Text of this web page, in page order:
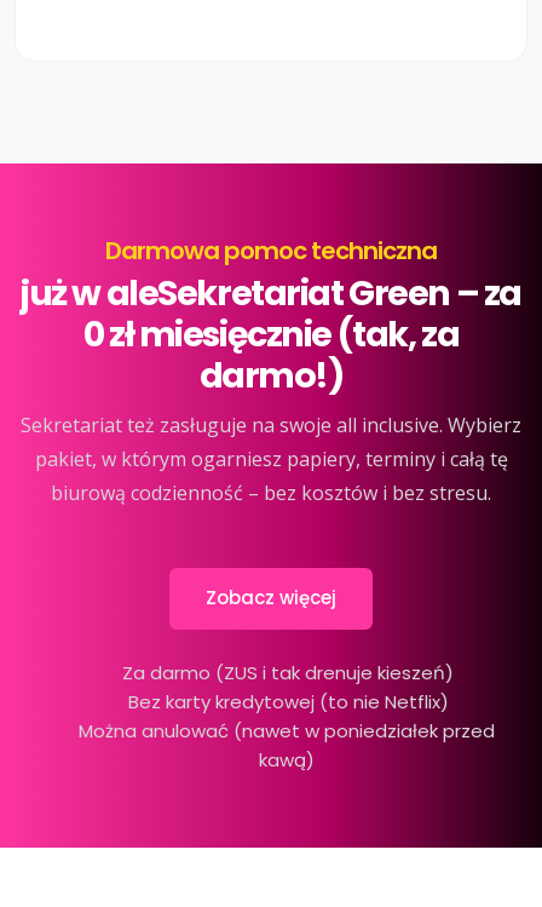
Darmowa pomoc techniczna
już w aleSekretariat Green – za
0 zł miesięcznie (tak, za
darmo!)
Sekretariat też zasługuje na swoje all inclusive. Wybierz
pakiet, w którym ogarniesz papiery, terminy i całą tę
biurową codzienność – bez kosztów i bez stresu.
Zobacz więcej
Za darmo (ZUS i tak drenuje kieszeń)
Bez karty kredytowej (to nie Netflix)
Można anulować (nawet w poniedziałek przed
kawą)